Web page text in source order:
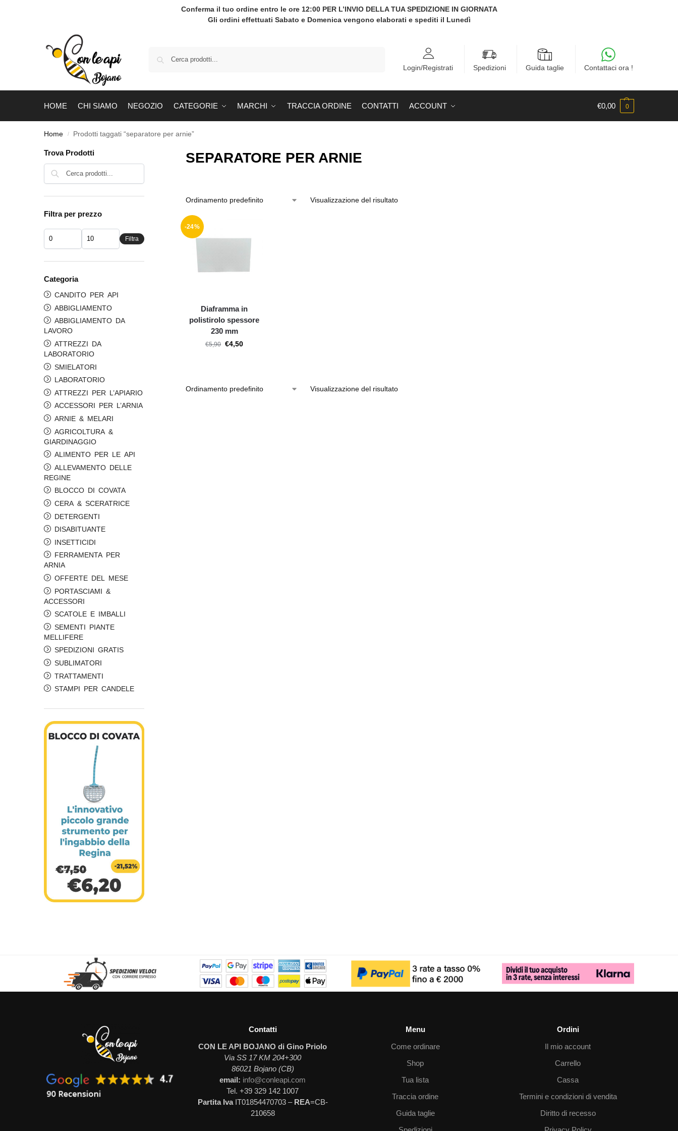
Conferma il tuo ordine entro le ore 12:00 PER L’INVIO DELLA TUA SPEDIZIONE IN GIORNATA
Gli ordini effettuati Sabato e Domenica vengono elaborati e spediti il Lunedì
Login/Registrati Spedizioni Guida taglie Contattaci ora !
HOME CHI SIAMO NEGOZIO CATEGORIE MARCHI TRACCIA ORDINE CONTATTI ACCOUNT €0,00 0
Home / Prodotti taggati “separatore per arnie”
SEPARATORE PER ARNIE
Visualizzazione del risultato
-24%
Diaframma in
polistirolo spessore
230 mm
€5,90 €4,50
Visualizzazione del risultato
Trova Prodotti
Filtra per prezzo
Filtra
Categoria
CANDITO PER API
ABBIGLIAMENTO
ABBIGLIAMENTO DA
LAVORO
ATTREZZI DA
LABORATORIO
SMIELATORI
LABORATORIO
ATTREZZI PER L’APIARIO
ACCESSORI PER L’ARNIA
ARNIE & MELARI
AGRICOLTURA &
GIARDINAGGIO
ALIMENTO PER LE API
ALLEVAMENTO DELLE
REGINE
BLOCCO DI COVATA
CERA & SCERATRICE
DETERGENTI
DISABITUANTE
INSETTICIDI
FERRAMENTA PER
ARNIA
OFFERTE DEL MESE
PORTASCIAMI &
ACCESSORI
SCATOLE E IMBALLI
SEMENTI PIANTE
MELLIFERE
SPEDIZIONI GRATIS
SUBLIMATORI
TRATTAMENTI
STAMPI PER CANDELE
Contatti
CON LE API BOJANO di Gino Priolo
Via SS 17 KM 204+300
86021 Bojano (CB)
email: info@conleapi.com
Tel. +39 329 142 1007
Partita IvaIT01854470703 – REA=CB-
210658
Menu
Come ordinare
Shop
Tua lista
Traccia ordine
Guida taglie
Ordini
Il mio account
Carrello
Cassa
Termini e condizioni di vendita
Diritto di recesso